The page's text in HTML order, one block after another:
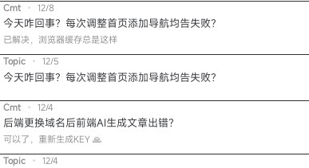
Cmt • 12/8
今天咋回事？每次调整首页添加导航均告失败？
已解决，浏览器缓存总是这样
Topic
• 12/5
今天咋回事？每次调整首页添加导航均告失败？
Cmt • 12/4
后端更换域名后前端AI生成文章出错？
可以了，重新生成KEY 🙏
Topic
• 12/4